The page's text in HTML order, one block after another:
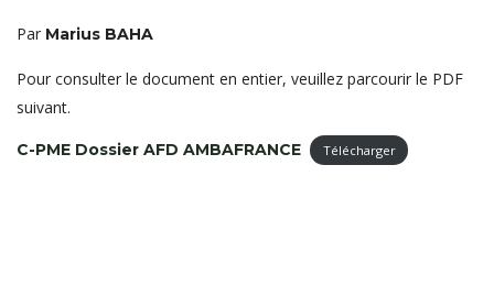
Par Marius BAHA
Pour consulter le document en entier, veuillez parcourir le PDF
suivant.
C-PME Dossier AFD AMBAFRANCE Télécharger